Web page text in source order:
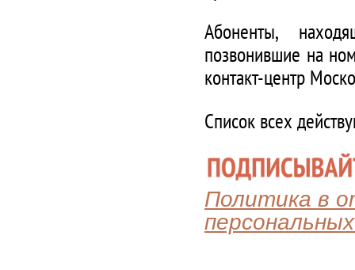
Абоненты,
позвонившие на
контакт-центр
Список всех
Политика в